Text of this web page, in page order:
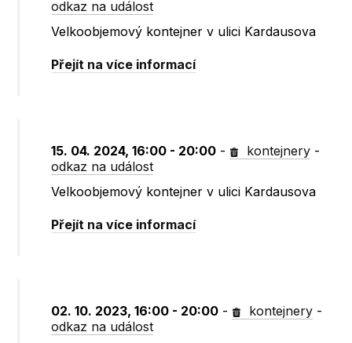
odkaz na událost
Velkoobjemový kontejner v ulici Kardausova
Přejít na více informací
15. 04. 2024, 16:00 - 20:00 - kontejnery -
odkaz na událost
Velkoobjemový kontejner v ulici Kardausova
Přejít na více informací
02. 10. 2023, 16:00 - 20:00 - kontejnery -
odkaz na událost